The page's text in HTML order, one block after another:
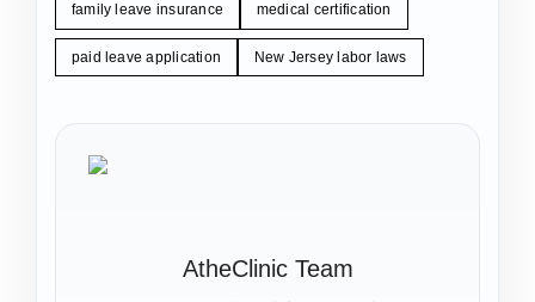
family leave insurance medical certification
paid leave application New Jersey labor laws
AtheClinic Team